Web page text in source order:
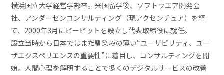
横浜国立大学経営学部卒。米国留学後、ソフトウエア開発会
社、アンダーセンコンサルティング（現アクセンチュア）を経
て、2000年3月にビービットを設立し代表取締役に就任。
設立当時から日本ではまだ馴染みの薄い“ユーザビリティ、ユー
ザエクスペリエンスの重要性”に着目し、コンサルティングを開
始。人間心理を解明することで多くのデジタルサービスの改善